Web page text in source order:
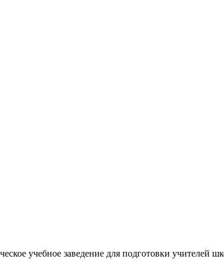
учебное заведение для подготовки учителей